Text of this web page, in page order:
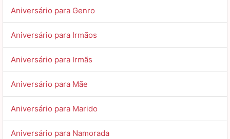
Aniversário para Genro
Aniversário para Irmãos
Aniversário para Irmãs
Aniversário para Mãe
Aniversário para Marido
Aniversário para Namorada